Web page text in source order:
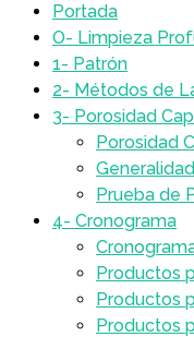
Portada
O- Limpieza
1- Patrón
2- Métodos de
3- Porosidad
Porosidad
Prueba de
4- Cronograma
Productos
Productos
Productos